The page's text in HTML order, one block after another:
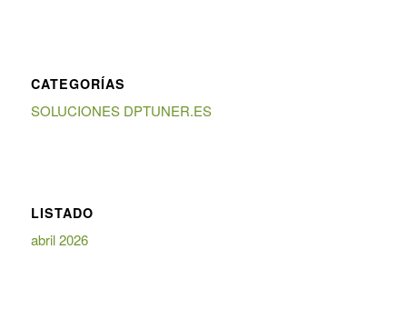
CATEGORÍAS
SOLUCIONES DPTUNER.ES
LISTADO
abril 2026